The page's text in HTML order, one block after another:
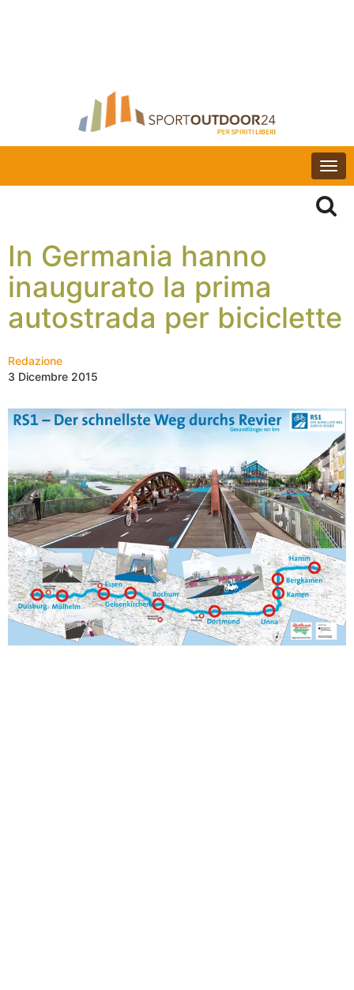
In Germania hanno
inaugurato la prima
autostrada per biciclette
Redazione
3 Dicembre 2015